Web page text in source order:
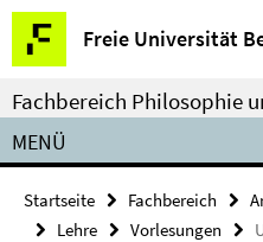
Springe
direkt
zu
Inhalt
Freie Universität
Service-
Navigation
Fachbereich Philosophie
MENÜ
Startseite Fachbereich
Lehre
Vorlesungen